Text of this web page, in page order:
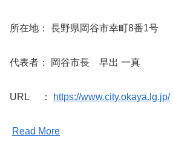
所在地： 長野県岡谷市幸町8番1号
代表者： 岡谷市長 早出 一真
URL ： https://www.city.okaya.lg.jp/
Read More